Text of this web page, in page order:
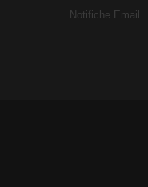
Notifiche Email